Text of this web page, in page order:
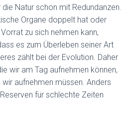
Natur schon mit Redundanzen.
Organe doppelt hat oder
zu sich nehmen kann,
es zum Überleben seiner Art
zählt bei der Evolution. Daher
wir am Tag aufnehmen können,
aufnehmen müssen. Anders
für schlechte Zeiten